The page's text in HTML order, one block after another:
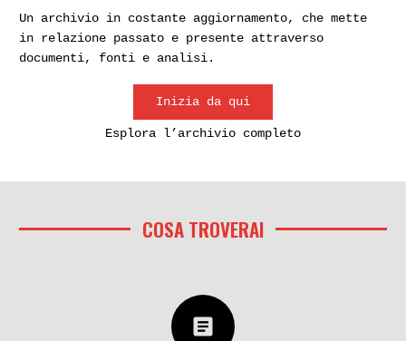
Un archivio in costante aggiornamento, che mette
in relazione passato e presente attraverso
documenti, fonti e analisi.
Inizia da qui
Esplora l’archivio completo
COSA TROVERAI
article